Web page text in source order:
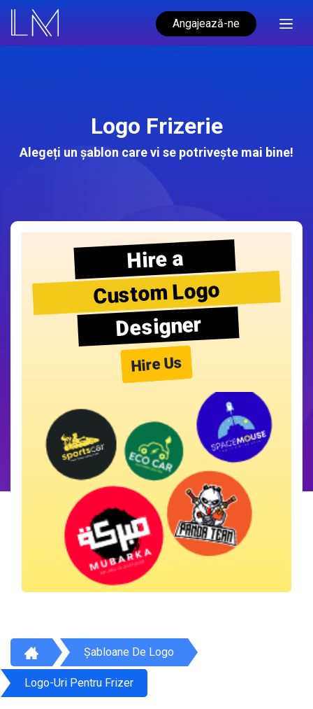
Angajează-ne
Logo Frizerie
Alegeți un șablon care vi se potrivește mai bine!
Hire a
Custom Logo
Designer
Hire Us
Șabloane De Logo
Logo-Uri Pentru Frizer